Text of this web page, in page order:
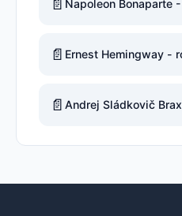
Napoleon Bonaparte
📄 Ernest Hemingway -
📄 Andrej Sládkovič